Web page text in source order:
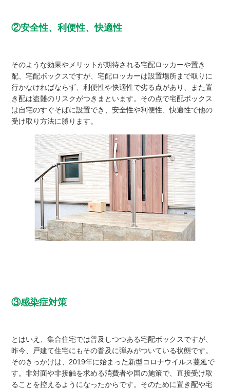
②安全性、利便性、快適性
そのような効果やメリットが期待される宅配ロッカーや置き
配、宅配ボックスですが、宅配ロッカーは設置場所まで取りに
行かなければならず、利便性や快適性で劣る点があり、また置
き配は盗難のリスクがつきまといます。その点で宅配ボックス
は自宅のすぐそばに設置でき、安全性や利便性、快適性で他の
受け取り方法に勝ります。
③感染症対策
とはいえ、集合住宅では普及しつつある宅配ボックスですが、
昨今、戸建て住宅にもその普及に弾みがついている状態です。
そのきっかけは、2019年に始まった新型コロナウイルス蔓延で
す。非対面や非接触を求める消費者や国の施策で、直接受け取
ることを控えるようになったからです。そのために置き配や宅